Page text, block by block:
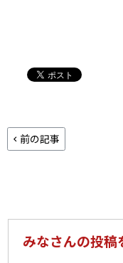
前の記事
みなさんの投稿